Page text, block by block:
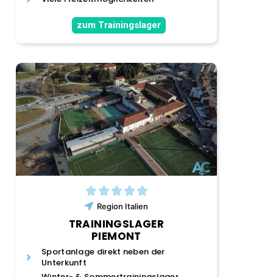
zum Trainingslager
Region Italien
TRAININGSLAGER
PIEMONT
Sportanlage direkt neben der
Unterkunft